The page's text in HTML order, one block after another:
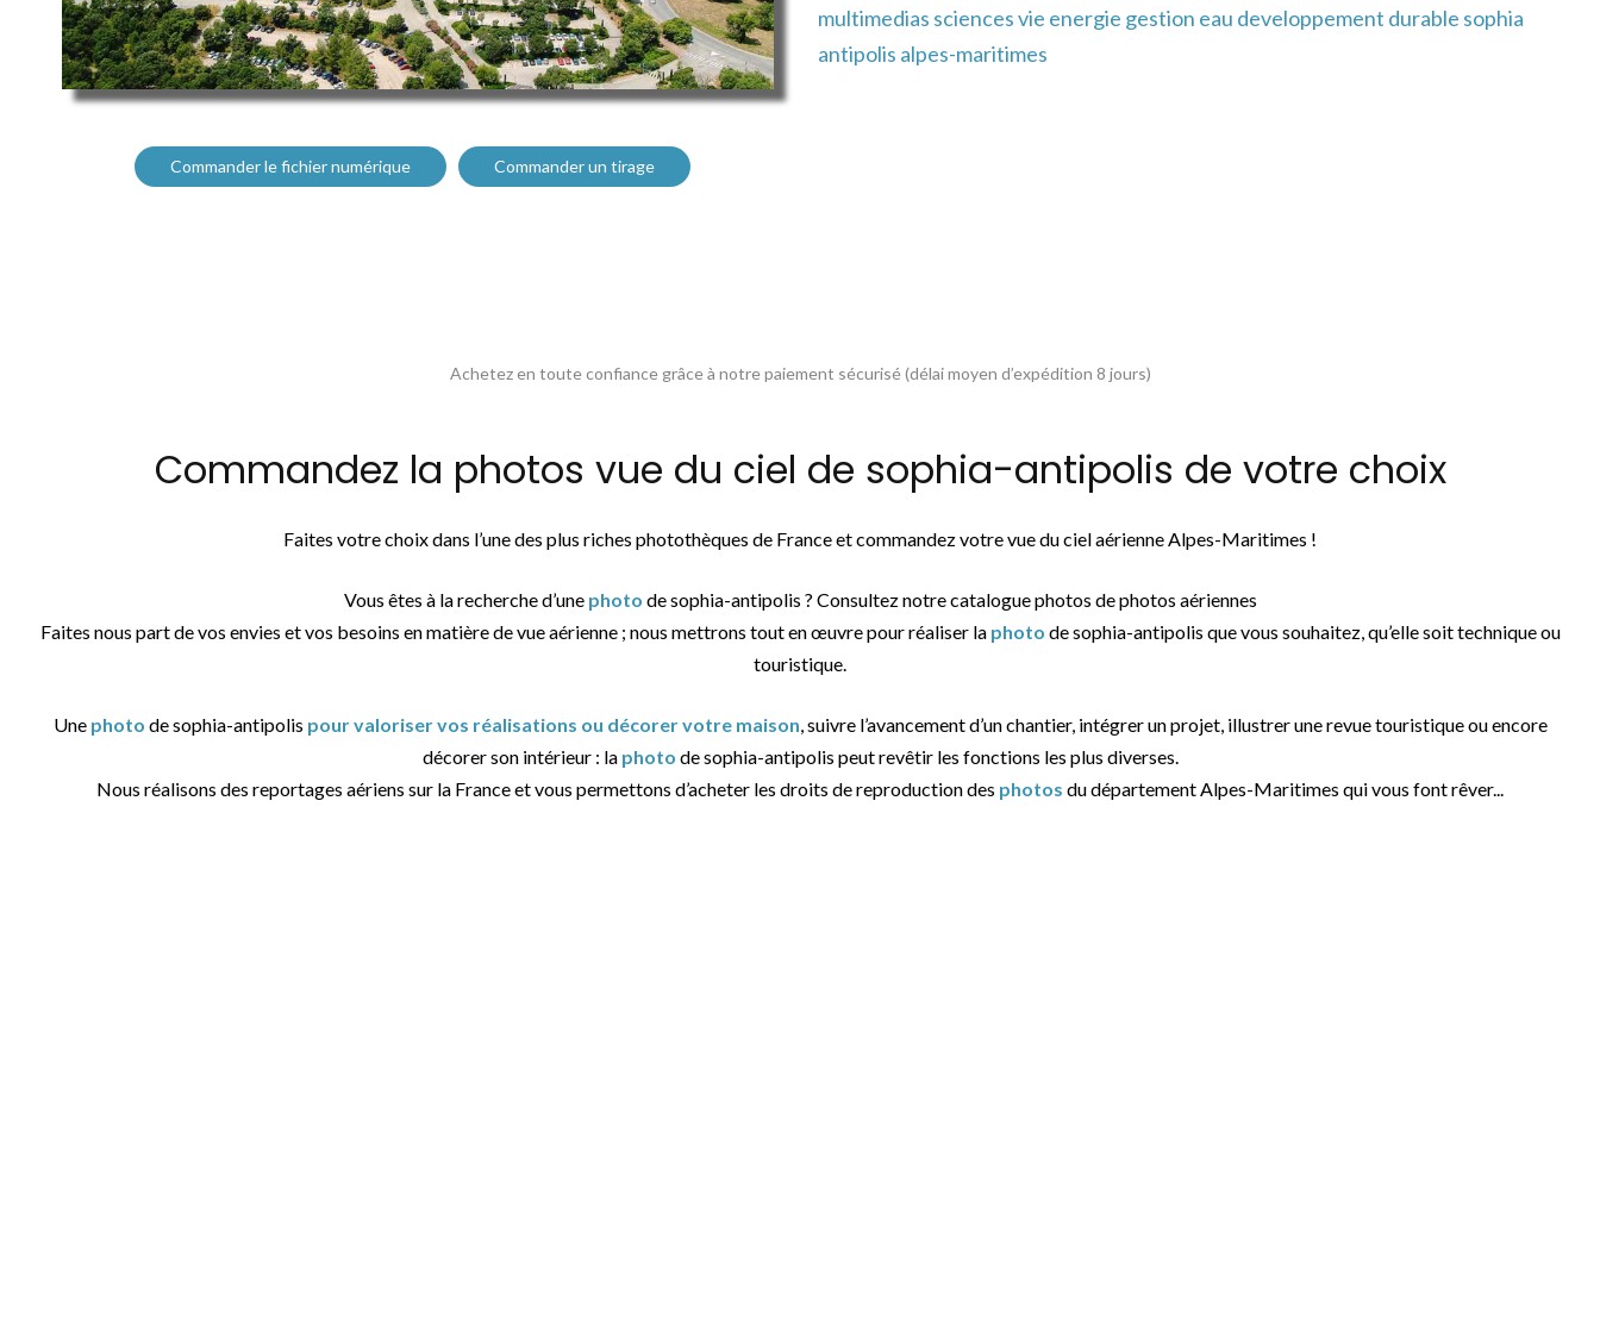
Commander le fichier numérique Commander un tirage
multimedias sciences vie energie gestion eau developpement durable sophia
antipolis alpes-maritimes
Achetez en toute confiance grâce à notre paiement sécurisé (délai moyen d’expédition 8 jours)
Commandez la photos vue du ciel de sophia-antipolis de votre choix
Faites votre choix dans l’une des plus riches photothèques de France et commandez votre vue du ciel aérienne Alpes-Maritimes !
Vous êtes à la recherche d’une photo de sophia-antipolis ? Consultez notre catalogue photos de photos aériennes
Faites nous part de vos envies et vos besoins en matière de vue aérienne ; nous mettrons tout en œuvre pour réaliser la photo de sophia-antipolis que vous souhaitez, qu’elle soit technique ou
touristique.
Une photo de sophia-antipolis pour valoriser vos réalisations ou décorer votre maison, suivre l’avancement d’un chantier, intégrer un projet, illustrer une revue touristique ou encore
décorer son intérieur : la photo de sophia-antipolis peut revêtir les fonctions les plus diverses.
Nous réalisons des reportages aériens sur la France et vous permettons d’acheter les droits de reproduction des photos du département Alpes-Maritimes qui vous font rêver...